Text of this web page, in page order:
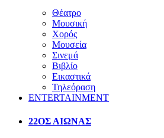
Θέατρο
Μουσική
Χορός
Μουσεία
Σινεμά
Βιβλίο
Εικαστικά
Τηλεόραση
ENTERTAINMENT
22ΟΣ ΑΙΩΝΑΣ